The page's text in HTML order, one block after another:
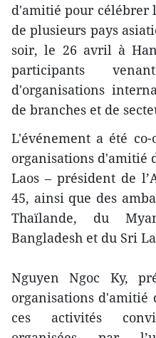
d'amitié pour célébrer
de plusieurs pays
soir, le 26 avril à
participants
d'organisations
de branches et de
L'événement a été
organisations d'amitié
Laos – président de
45, ainsi que des
Thaïlande, du
Bangladesh et du Sri
Nguyen Ngoc Ky,
organisations d'amitié
ces activités